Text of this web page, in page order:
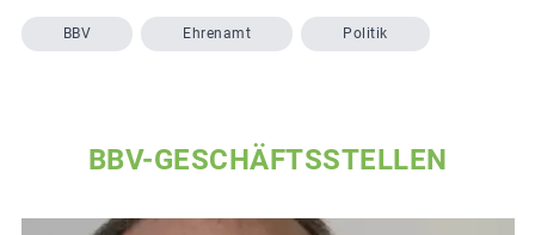
BBV Ehrenamt Politik
BBV-GESCHÄFTSSTELLEN